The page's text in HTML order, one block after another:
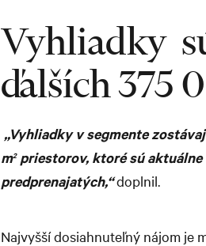
Vyhliadky
ďalších 375
„Vyhliadky v segmente
m2priestorov, ktoré sú aktuálne
predprenajatých,“doplnil.
Najvyšší dosiahnuteľný nájom je